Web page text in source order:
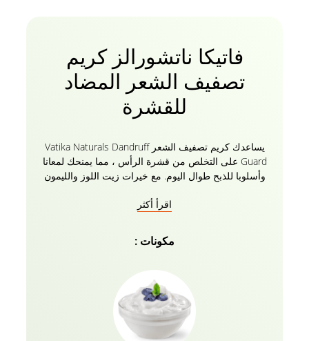
فاتيكا ناتشورالز كريم
تصفيف الشعر المضاد
للقشرة
يساعدك كريم تصفيف الشعر Vatika Naturals Dandruff
Guard على التخلص من قشرة الرأس ، مما يمنحك لمعانا
وأسلوبا للذبح طوال اليوم. مع خيرات زيت اللوز والليمون
اترك كل ما يقلق من قشرة الرأس وراءك. الخيرات
الكريم تغذي شعرك بعمق. خصائصه غير اللزجة تمنح
شعرك مظهرا ذكيا ورابحا. استخدميه كل يوم للحفاظ على
الإضافي والمظهر الذي يستحقه شعرك!
اقرأ أكثر
مكونات :